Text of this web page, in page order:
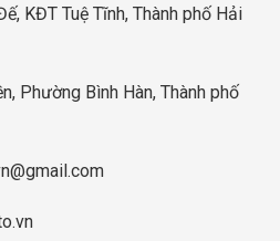
KĐT Tuệ Tĩnh, Thành phố Hải
Phường Bình Hàn, Thành phố